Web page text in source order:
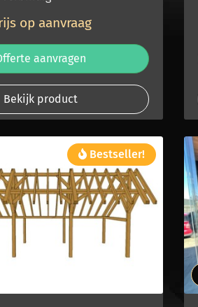
op aanvraag
aanvragen
Bekijk product
Bestseller!